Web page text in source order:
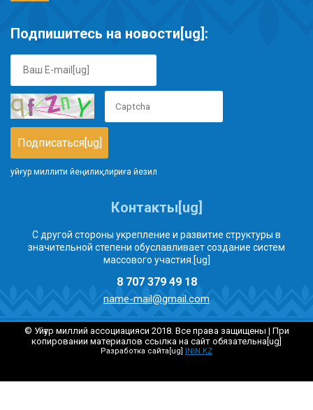
Подпишитесь на новости[ug]:
уйғур миллити йеңилиқлириға йезил
Контакты[ug]
С другой стороны укрепление и развитие структуры в
значительной степени обуславливает создание систем
массового участия.[ug]
8 707 379 49 18
name-mail@gmail.com
© Уйғур миллий ассоциацияси 2018. Все права защищены | При
копировании материалов ссылка на сайт обязательна[ug]
Разработка сайта[ug] ININ.KZ